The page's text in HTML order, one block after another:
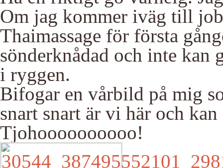
Om jag kommer iväg till
Thaimassage för första
sönderknådad och inte kan
i ryggen.
Bifogar en vårbild på mig
snart snart är vi här och
Tjohoooooooooo!